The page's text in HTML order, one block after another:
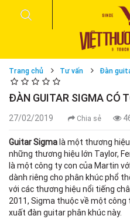
Trang chủ Tư vấn Đàn
ĐÀN GUITAR SIGMA CÓ
27/02/2019 Chia sẻ
Guitar Sigma là một thương
những thương hiệu lớn Taylor,
là một công ty con của Martin
dành riêng cho phân khúc phổ
với các thương hiệu nổi tiếng
2011, Sigma thuộc về một
xuất đàn guitar phân khúc này.